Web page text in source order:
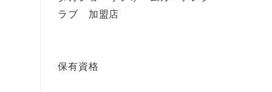
ラブ 加盟店
保有資格